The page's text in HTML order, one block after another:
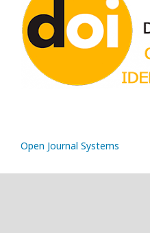
Open Journal Systems